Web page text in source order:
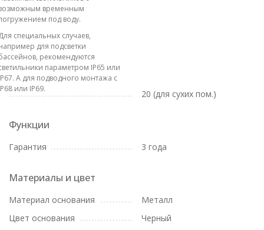
временным
под воду.
специальных случаев,
для подсветки
рекомендуются
параметром IP65 или
А для подводного монтажа с
или IP69.
20 (для сухих пом.)
Функции
Гарантия 3 года
Материалы и цвет
Материал основания
Металл
Цвет основания
Черный